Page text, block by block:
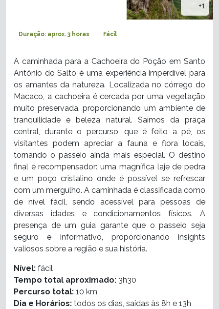
+1
Duração: aprox. 3 horas Fácil
A caminhada para a Cachoeira do Poção em Santo
Antônio do Salto é uma experiência imperdível para
os amantes da natureza. Localizada no córrego do
Macaco, a cachoeira é cercada por uma vegetação
muito preservada, proporcionando um ambiente de
tranquilidade e beleza natural. Saímos da praça
central, durante o percurso, que é feito a pé, os
visitantes podem apreciar a fauna e flora locais,
tornando o passeio ainda mais especial. O destino
final é recompensador: uma magnífica laje de pedra
e um poço cristalino onde é possível se refrescar
com um mergulho. A caminhada é classificada como
de nível fácil, sendo acessível para pessoas de
diversas idades e condicionamentos físicos. A
presença de um guia garante que o passeio seja
seguro e informativo, proporcionando insights
valiosos sobre a região e sua história.
Nível: fácil
Tempo total aproximado: 3h30
Percurso total: 10 km
Dia e Horários: todos os dias, saídas às 8h e 13h